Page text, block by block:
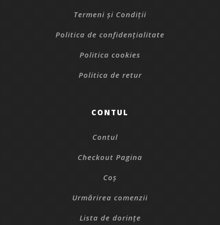
Termeni și Condiții
Politica de confidențialitate
Politica cookies
Politica de retur
CONTUL
Contul
Checkout Pagina
Coș
Urmărirea comenzii
Lista de dorințe